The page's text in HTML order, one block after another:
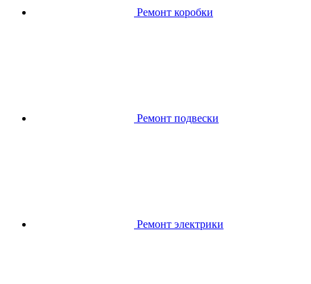
Ремонт коробки
Ремонт подвески
Ремонт электрики